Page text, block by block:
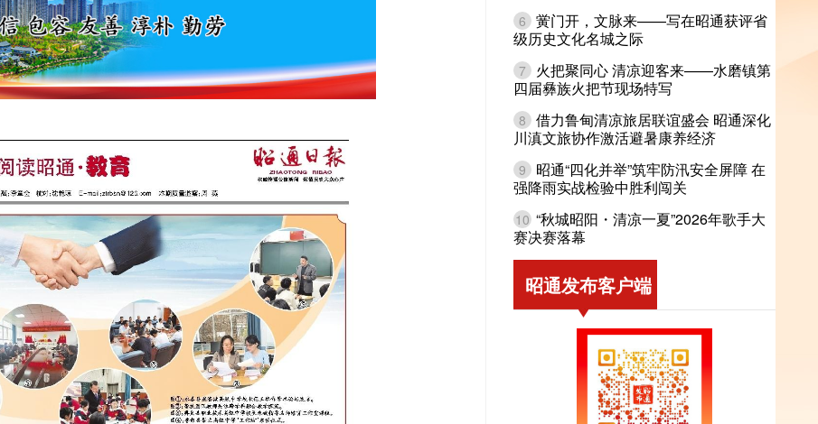
6 黉门开，文脉来——写在昭通获评省
级历史文化名城之际
7
火把聚同心 清凉迎客来——水磨镇第
四届彝族火把节现场特写
8 借力鲁甸清凉旅居联谊盛会 昭通深化
川滇文旅协作激活避暑康养经济
9
昭通“四化并举”筑牢防汛安全屏障 在
强降雨实战检验中胜利闯关
10 “秋城昭阳・清凉一夏”2026年歌手大
赛决赛落幕
昭通发布客户端